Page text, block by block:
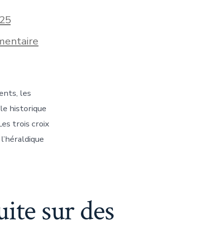
Que
à
Amsterdam
?
les
historique
trois croix
sur des